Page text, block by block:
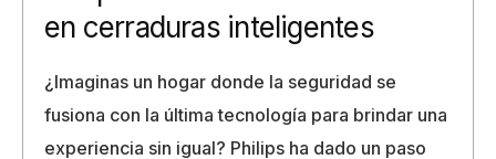
en cerraduras inteligentes
¿Imaginas un hogar donde la seguridad se
fusiona con la última tecnología para brindar una
experiencia sin igual? Philips ha dado un paso